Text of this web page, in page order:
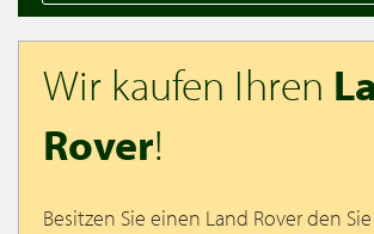
Wir kaufen Ihren
Rover!
Besitzen Sie einen Land Rover den